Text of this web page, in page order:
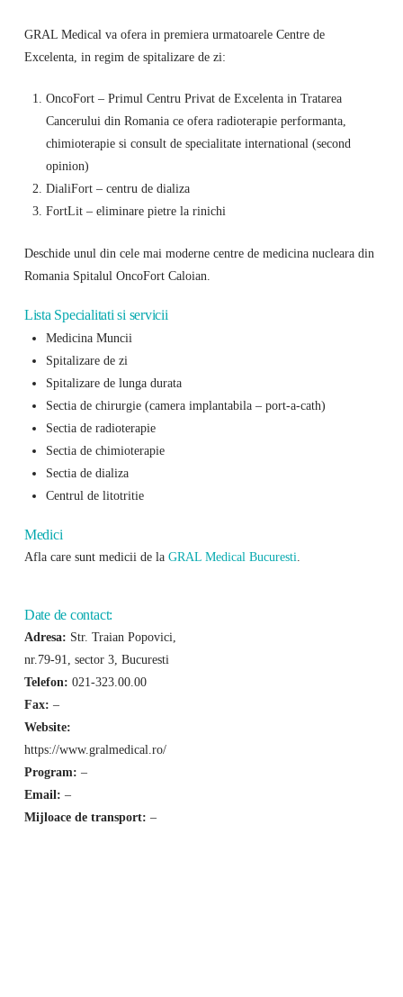
GRAL Medical va ofera in premiera urmatoarele Centre de
Excelenta, in regim de spitalizare de zi:
OncoFort – Primul Centru Privat de Excelenta in Tratarea
Cancerului din Romania ce ofera radioterapie performanta,
chimioterapie si consult de specialitate international (second
opinion)
DialiFort – centru de dializa
FortLit – eliminare pietre la rinichi
Deschide unul din cele mai moderne centre de medicina nucleara din
Romania Spitalul OncoFort Caloian.
Lista Specialitati si servicii
Medicina Muncii
Spitalizare de zi
Spitalizare de lunga durata
Sectia de chirurgie (camera implantabila – port-a-cath)
Sectia de radioterapie
Sectia de chimioterapie
Sectia de dializa
Centrul de litotritie
Medici
Afla care sunt medicii de la GRAL Medical Bucuresti.
Date de contact:
Adresa: Str. Traian Popovici,
nr.79-91, sector 3, Bucuresti
Telefon: 021-323.00.00
Fax: –
Website:
https://www.gralmedical.ro/
Program: –
Email: –
Mijloace de transport: –